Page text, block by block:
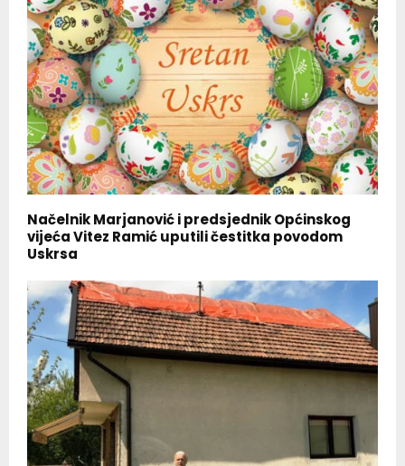
Načelnik Marjanović i predsjednik Općinskog
vijeća Vitez Ramić uputili čestitka povodom
Uskrsa